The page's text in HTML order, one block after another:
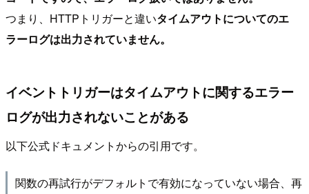
つまり、HTTPトリガーと違いタイムアウトについてのエ
ラーログは出力されていません。
イベントトリガーはタイムアウトに関するエラー
ログが出力されないことがある
以下公式ドキュメントからの引用です。
関数の再試行がデフォルトで有効になっていない場合、再